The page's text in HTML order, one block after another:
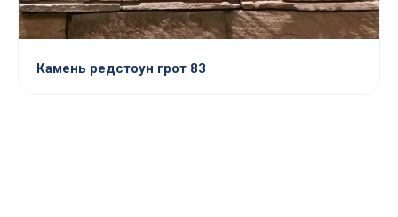
Камень редстоун грот 83